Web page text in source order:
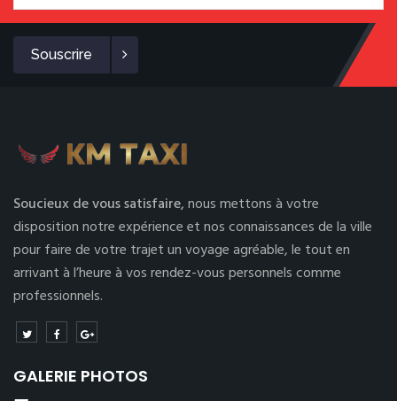
Souscrire
Soucieux de vous satisfaire,nous mettons à votre
disposition notre expérience et nos connaissances de la ville
pour faire de votre trajet un voyage agréable, le tout en
arrivant à l’heure à vos rendez-vous personnels comme
professionnels.
GALERIE PHOTOS